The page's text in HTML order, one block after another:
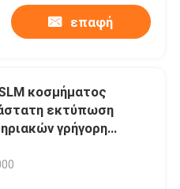
επαφή
κοσμήματος
εκτύπωση
γρήγορη
εκτυπωτών
οδοντική